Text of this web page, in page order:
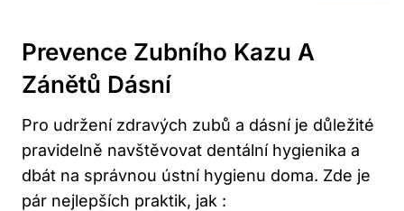
Prevence Zubního Kazu A
Zánětů Dásní
Pro udržení zdravých zubů a dásní je důležité
pravidelně navštěvovat dentální hygienika a
dbát na správnou ústní hygienu doma. Zde je
pár nejlepších praktik, jak :